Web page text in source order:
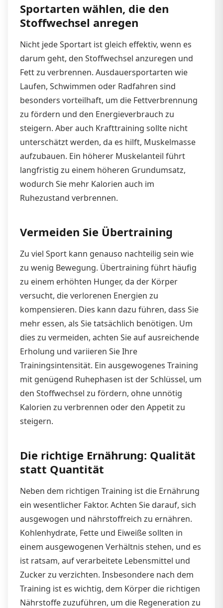
Sportarten wählen, die den
Stoffwechsel anregen
Nicht jede Sportart ist gleich effektiv, wenn es
darum geht, den Stoffwechsel anzuregen und
Fett zu verbrennen. Ausdauersportarten wie
Laufen, Schwimmen oder Radfahren sind
besonders vorteilhaft, um die Fettverbrennung
zu fördern und den Energieverbrauch zu
steigern. Aber auch Krafttraining sollte nicht
unterschätzt werden, da es hilft, Muskelmasse
aufzubauen. Ein höherer Muskelanteil führt
langfristig zu einem höheren Grundumsatz,
wodurch Sie mehr Kalorien auch im
Ruhezustand verbrennen.
Vermeiden Sie Übertraining
Zu viel Sport kann genauso nachteilig sein wie
zu wenig Bewegung. Übertraining führt häufig
zu einem erhöhten Hunger, da der Körper
versucht, die verlorenen Energien zu
kompensieren. Dies kann dazu führen, dass Sie
mehr essen, als Sie tatsächlich benötigen. Um
dies zu vermeiden, achten Sie auf ausreichende
Erholung und variieren Sie Ihre
Trainingsintensität. Ein ausgewogenes Training
mit genügend Ruhephasen ist der Schlüssel, um
den Stoffwechsel zu fördern, ohne unnötig
Kalorien zu verbrennen oder den Appetit zu
steigern.
Die richtige Ernährung: Qualität
statt Quantität
Neben dem richtigen Training ist die Ernährung
ein wesentlicher Faktor. Achten Sie darauf, sich
ausgewogen und nährstoffreich zu ernähren.
Kohlenhydrate, Fette und Eiweiße sollten in
einem ausgewogenen Verhältnis stehen, und es
ist ratsam, auf verarbeitete Lebensmittel und
Zucker zu verzichten. Insbesondere nach dem
Training ist es wichtig, dem Körper die richtigen
Nährstoffe zuzuführen, um die Regeneration zu